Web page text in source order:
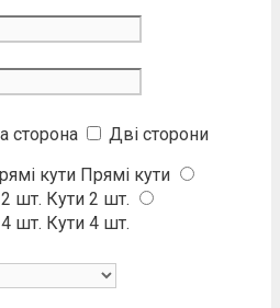
сторона Дві сторони
Прямі кути
Кути 2 шт.
Кути 4 шт.